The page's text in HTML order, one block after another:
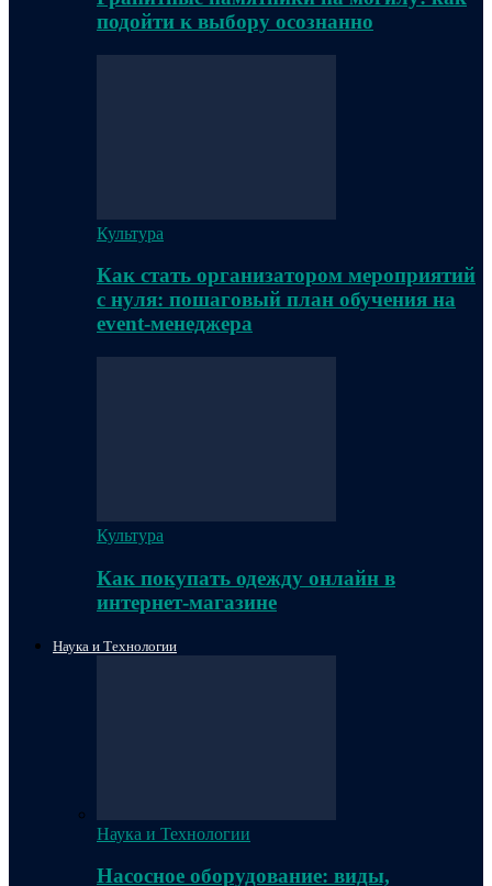
подойти к выбору осознанно
Культура
Как стать организатором мероприятий
с нуля: пошаговый план обучения на
event-менеджера
Культура
Как покупать одежду онлайн в
интернет-магазине
Наука и Технологии
Наука и Технологии
Насосное оборудование: виды,